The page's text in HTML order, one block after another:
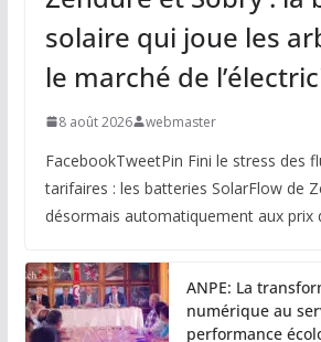
solaire qui joue les
le marché de
8 août 2026 webmaster
FacebookTweetPin Fini le stress des
tarifaires : les batteries SolarFlow de
désormais automatiquement aux prix
ANPE: La
numérique au
performance